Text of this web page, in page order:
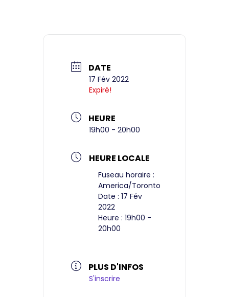
DATE
17 Fév 2022
Expiré!
HEURE
19h00 - 20h00
HEURE LOCALE
Fuseau horaire :
America/Toronto
Date : 17 Fév
2022
Heure : 19h00 -
20h00
PLUS D'INFOS
S'inscrire